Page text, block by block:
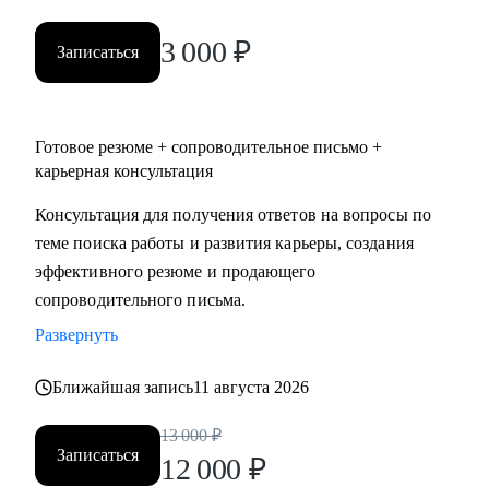
Записаться 3 000 ₽
Готовое резюме + сопроводительное письмо +
карьерная консультация
Консультация для получения ответов на вопросы по
теме поиска работы и развития карьеры, создания
эффективного резюме и продающего
сопроводительного письма.
Развернуть
Ближайшая запись11 августа 2026
Записаться
13 000 ₽
12 000 ₽